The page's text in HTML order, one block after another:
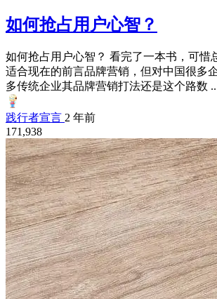
如何抢占用户心智？
如何抢占用户心智？ 看完了一本书，可惜
适合现在的前言品牌营销，但对中国很多
多传统企业其品牌营销打法还是这个路数
践行者宣言 2 年前
171,938